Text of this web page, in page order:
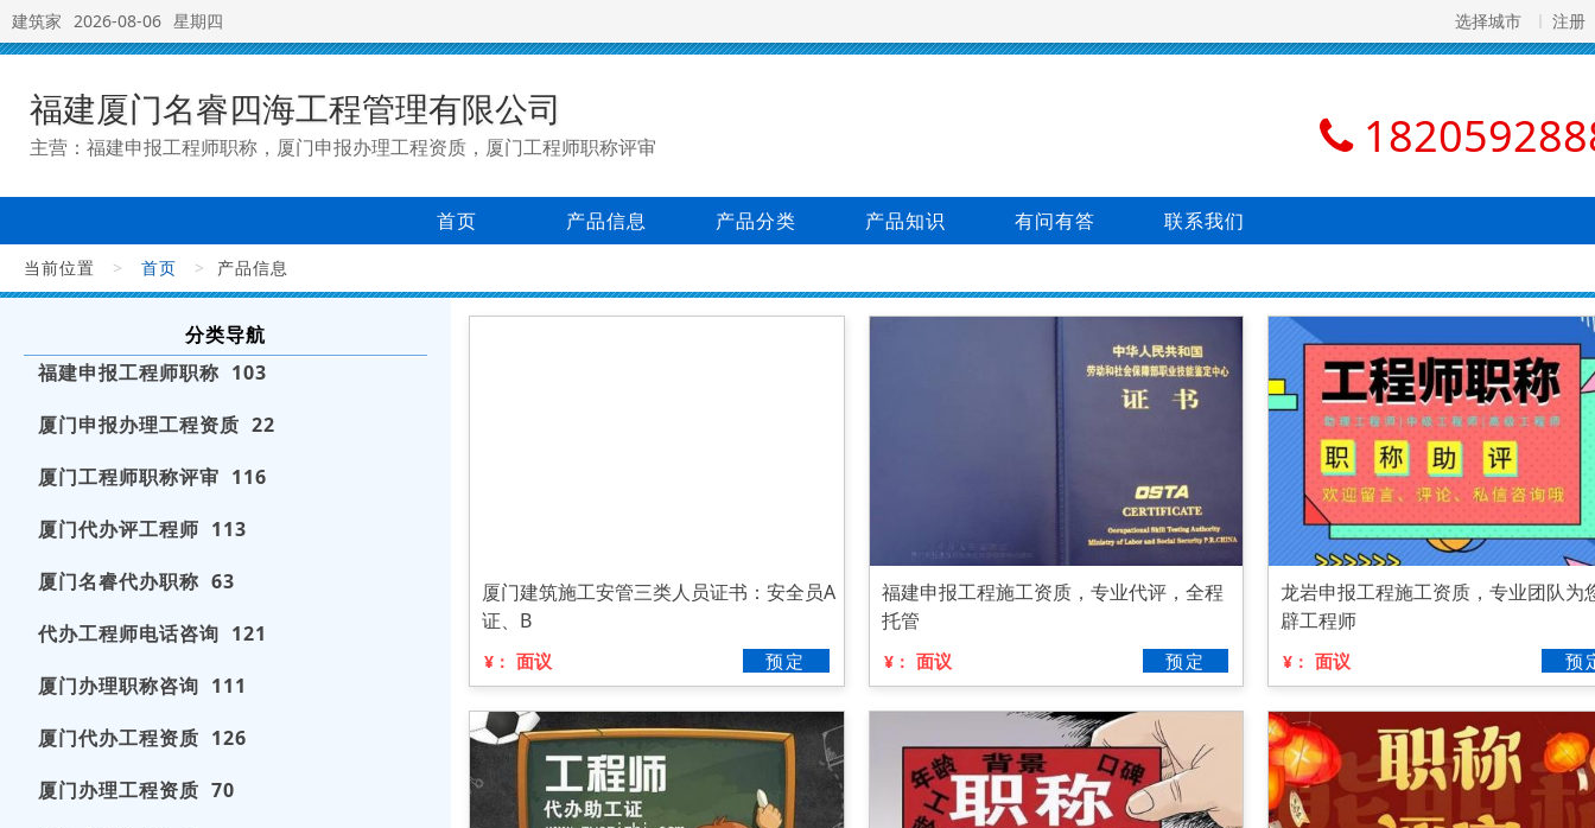
建筑家 2026-08-06 星期四 选择城市 注册
福建厦门名睿四海工程管理有限公司
主营：福建申报工程师职称，厦门申报办理工程资质，厦门工程师职称评审
首页 产品信息 产品分类 产品知识 有问有答 联系我们
当前位置 > 首页 > 产品信息
分类导航
福建申报工程师职称 103
厦门申报办理工程资质 22
厦门工程师职称评审 116
厦门代办评工程师 113
厦门名睿代办职称 63
代办工程师电话咨询 121
厦门办理职称咨询 111
厦门代办工程资质 126
厦门办理工程资质 70
厦门建筑施工安管三类人员证书：安全员A
证、B
¥： 面议 预定
福建申报工程施工资质，专业代评，全程
托管
¥： 面议 预定
龙岩申报工程施工资质，专业团队为
辟工程师
¥： 面议 预